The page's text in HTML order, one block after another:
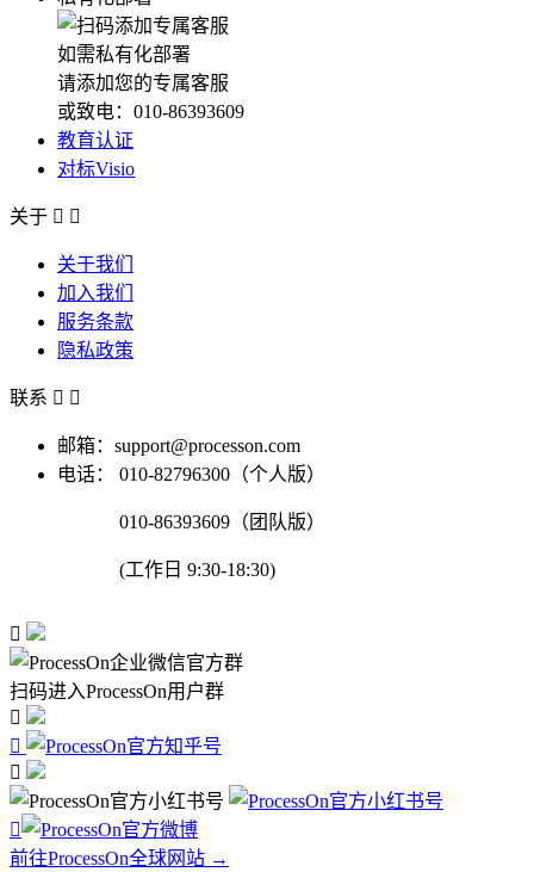
如需私有化部署
请添加您的专属客服
或致电：010-86393609
教育认证
对标Visio
关于  
关于我们
加入我们
服务条款
隐私政策
联系  
邮箱：support@processon.com
电话：
010-82796300（个人版）
010-86393609（团队版）
(工作日 9:30-18:30)

扫码进入ProcessOn用户群




前往ProcessOn全球网站 →